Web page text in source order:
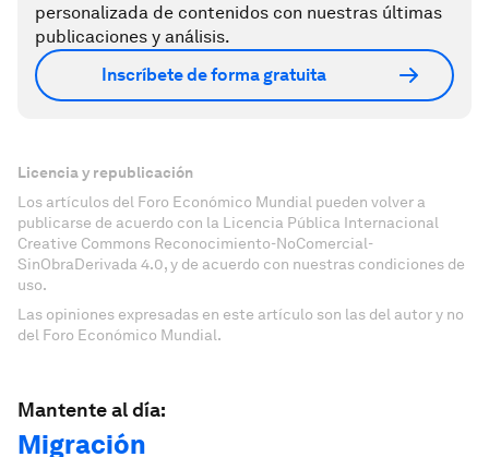
personalizada de contenidos con nuestras últimas
publicaciones y análisis.
Inscríbete de forma gratuita
Licencia y republicación
Los artículos del Foro Económico Mundial pueden volver a
publicarse de acuerdo con la Licencia Pública Internacional
Creative Commons Reconocimiento-NoComercial-
SinObraDerivada 4.0, y de acuerdo con nuestras condiciones de
uso.
Las opiniones expresadas en este artículo son las del autor y no
del Foro Económico Mundial.
Mantente al día:
Migración